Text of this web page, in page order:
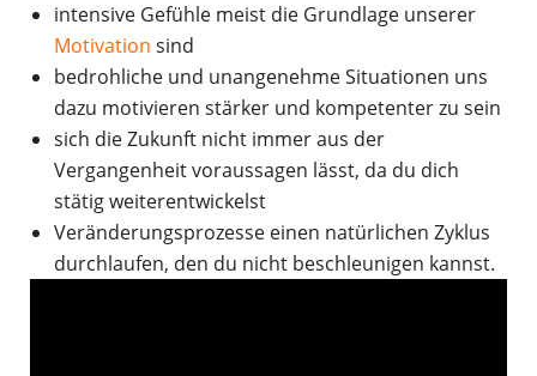
intensive Gefühle meist die Grundlage unserer
Motivation sind
bedrohliche und unangenehme Situationen uns
dazu motivieren stärker und kompetenter zu sein
sich die Zukunft nicht immer aus der
Vergangenheit voraussagen lässt, da du dich
stätig weiterentwickelst
Veränderungsprozesse einen natürlichen Zyklus
durchlaufen, den du nicht beschleunigen kannst.